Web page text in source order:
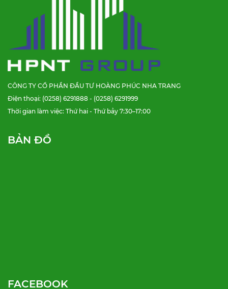
CÔNG TY CỔ PHẦN ĐẦU TƯ HOÀNG PHÚC NHA TRANG
Điện thoại: (0258) 6291888 - (0258) 6291999
Thời gian làm việc: Thứ hai - Thứ bảy 7:30–17:00
BẢN ĐỒ
FACEBOOK